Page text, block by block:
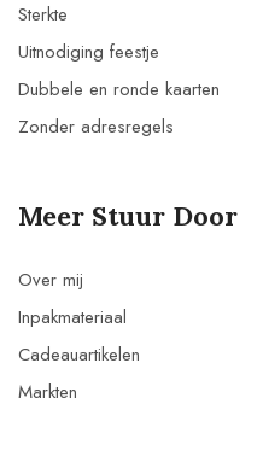
Sterkte
Uitnodiging feestje
Dubbele en ronde kaarten
Zonder adresregels
Meer Stuur Door
Over mij
Inpakmateriaal
Cadeauartikelen
Markten